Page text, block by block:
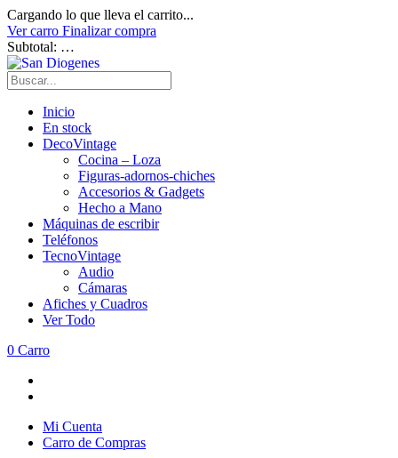
Cargando lo que lleva el carrito...
Ver carro Finalizar compra
Subtotal: …
Inicio
En stock
DecoVintage
Cocina – Loza
Figuras-adornos-chiches
Accesorios & Gadgets
Hecho a Mano
Máquinas de escribir
Teléfonos
TecnoVintage
Audio
Cámaras
Afiches y Cuadros
Ver Todo
0 Carro
Mi Cuenta
Carro de Compras